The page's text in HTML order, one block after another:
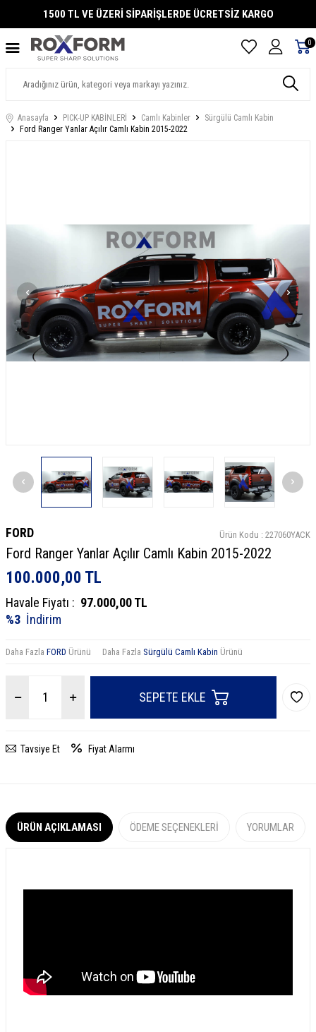
1500 TL VE ÜZERİ SİPARİŞLERDE ÜCRETSİZ KARGO
0
Anasayfa PICK-UP KABİNLERİ Camlı Kabinler
Sürgülü Camlı Kabin
Ford Ranger Yanlar Açılır Camlı Kabin 2015-2022
FORD Ürün Kodu : 227060YACK
Ford Ranger Yanlar Açılır Camlı Kabin 2015-2022
100.000,00 TL
Havale Fiyatı : 97.000,00TL
%3 İndirim
Daha Fazla FORD Ürünü Daha Fazla Sürgülü Camlı Kabin Ürünü
SEPETE EKLE
Tavsiye Et Fiyat Alarmı
ÜRÜN AÇIKLAMASI ÖDEME SEÇENEKLERI YORUMLAR